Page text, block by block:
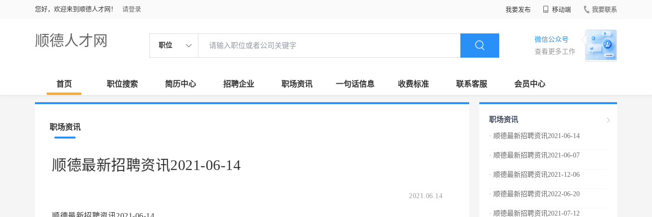
您好，欢迎来到顺德人才网！ 请登录 我要发布 移动端 我要联系
顺德人才网 职位
微信公众号
查看更多工作
首页 职位搜索 简历中心 招聘企业 职场资讯 一句话信息 收费标准 联系客服 会员中心
职场资讯
顺德最新招聘资讯2021-06-14
2021.06.14
职场资讯
· 顺德最新招聘资讯2021-06-14
· 顺德最新招聘资讯2021-06-07
· 顺德最新招聘资讯2021-12-06
· 顺德最新招聘资讯2022-06-20
· 顺德最新招聘资讯2021-07-12